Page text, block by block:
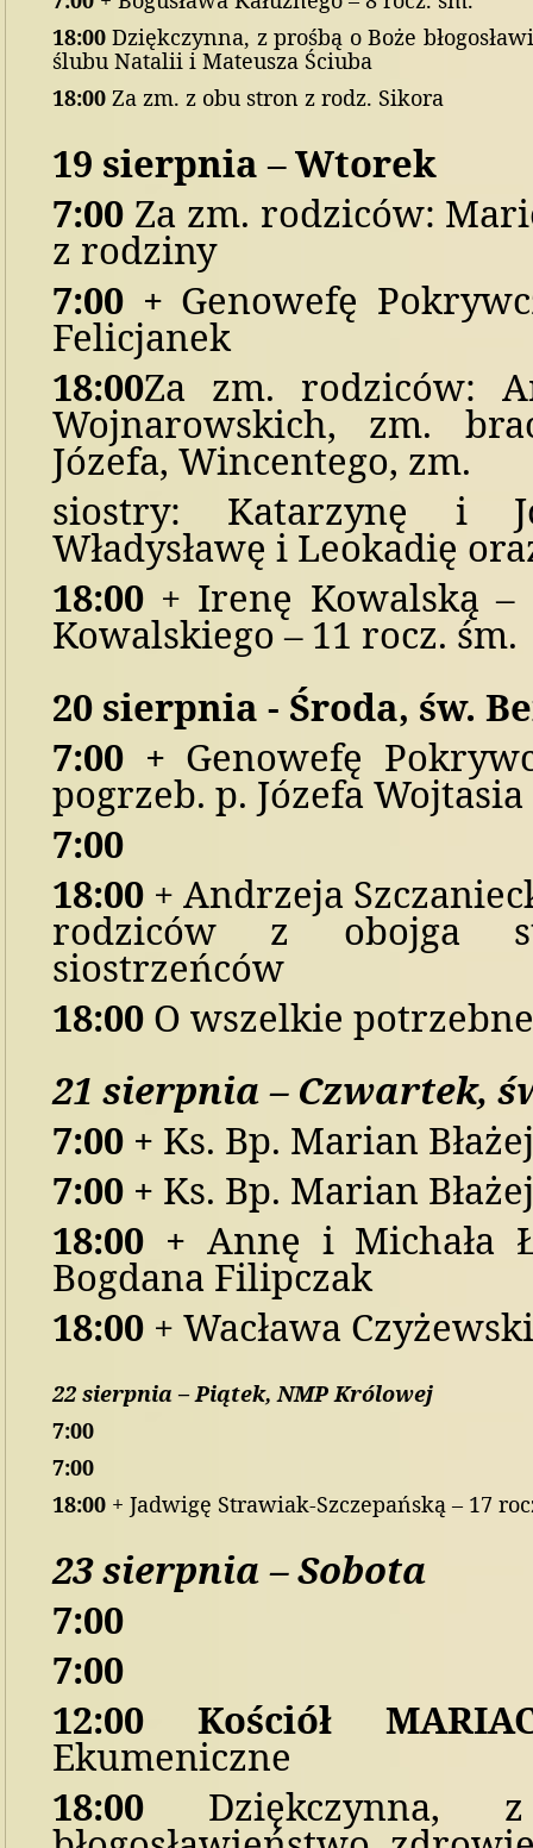
18:00Dziękczynna, z prośbą o Boże
ślubu Natalii i Mateusza Ściuba
18:00 Za zm. z obu stron z rodz. Sikora
19 sierpnia – Wtorek
7:00 Za zm. rodziców:
z rodziny
7:00 + Genowefę
Felicjanek
18:00Za zm. rodziców:
Wojnarowskich, zm.
Józefa, Wincentego, zm.
siostry: Katarzynę i
Władysławę i Leokadię
18:00 + Irenę Kowalską –
Kowalskiego – 11 rocz. śm.
20 sierpnia - Środa, św.
7:00 + Genowefę
pogrzeb. p. Józefa Wojtasia
7:00
18:00 + Andrzeja
rodziców z obojga
siostrzeńców
18:00 O wszelkie
21 sierpnia – Czwartek,
7:00 + Ks. Bp. Marian
7:00 + Ks. Bp. Marian
18:00 + Annę i Michała
Bogdana Filipczak
18:00 + Wacława
22 sierpnia – Piątek,NMP Królowej
7:00
7:00
18:00 + Jadwigę Strawiak-Szczepańską – 17
23sierpnia–Sobota
7:00
7:00
12:00 Kościół
Ekumeniczne
18:00